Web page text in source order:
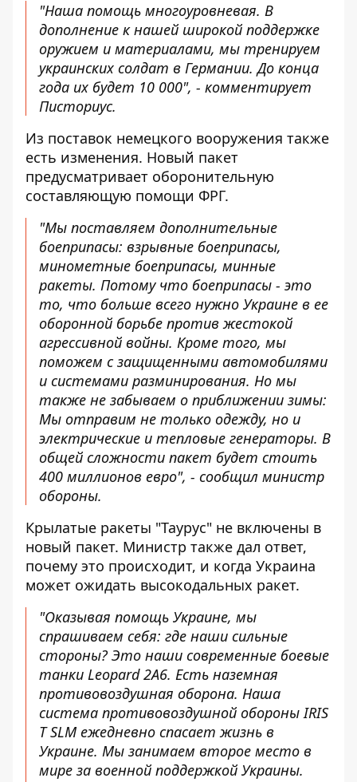
"Наша помощь многоуровневая. В
дополнение к нашей широкой поддержке
оружием и материалами, мы тренируем
украинских солдат в Германии. До конца
года их будет 10 000", - комментирует
Писториус.
Из поставок немецкого вооружения также
есть изменения. Новый пакет
предусматривает оборонительную
составляющую помощи ФРГ.
"Мы поставляем дополнительные
боеприпасы: взрывные боеприпасы,
минометные боеприпасы, минные
ракеты. Потому что боеприпасы - это
то, что больше всего нужно Украине в ее
оборонной борьбе против жестокой
агрессивной войны. Кроме того, мы
поможем с защищенными автомобилями
и системами разминирования. Но мы
также не забываем о приближении зимы:
Мы отправим не только одежду, но и
электрические и тепловые генераторы. В
общей сложности пакет будет стоить
400 миллионов евро", - сообщил министр
обороны.
Крылатые ракеты "Таурус" не включены в
новый пакет. Министр также дал ответ,
почему это происходит, и когда Украина
может ожидать высокодальных ракет.
"Оказывая помощь Украине, мы
спрашиваем себя: где наши сильные
стороны? Это наши современные боевые
танки Leopard 2A6. Есть наземная
противовоздушная оборона. Наша
система противовоздушной обороны IRIS
T SLM ежедневно спасает жизнь в
Украине. Мы занимаем второе место в
мире за военной поддержкой Украины.